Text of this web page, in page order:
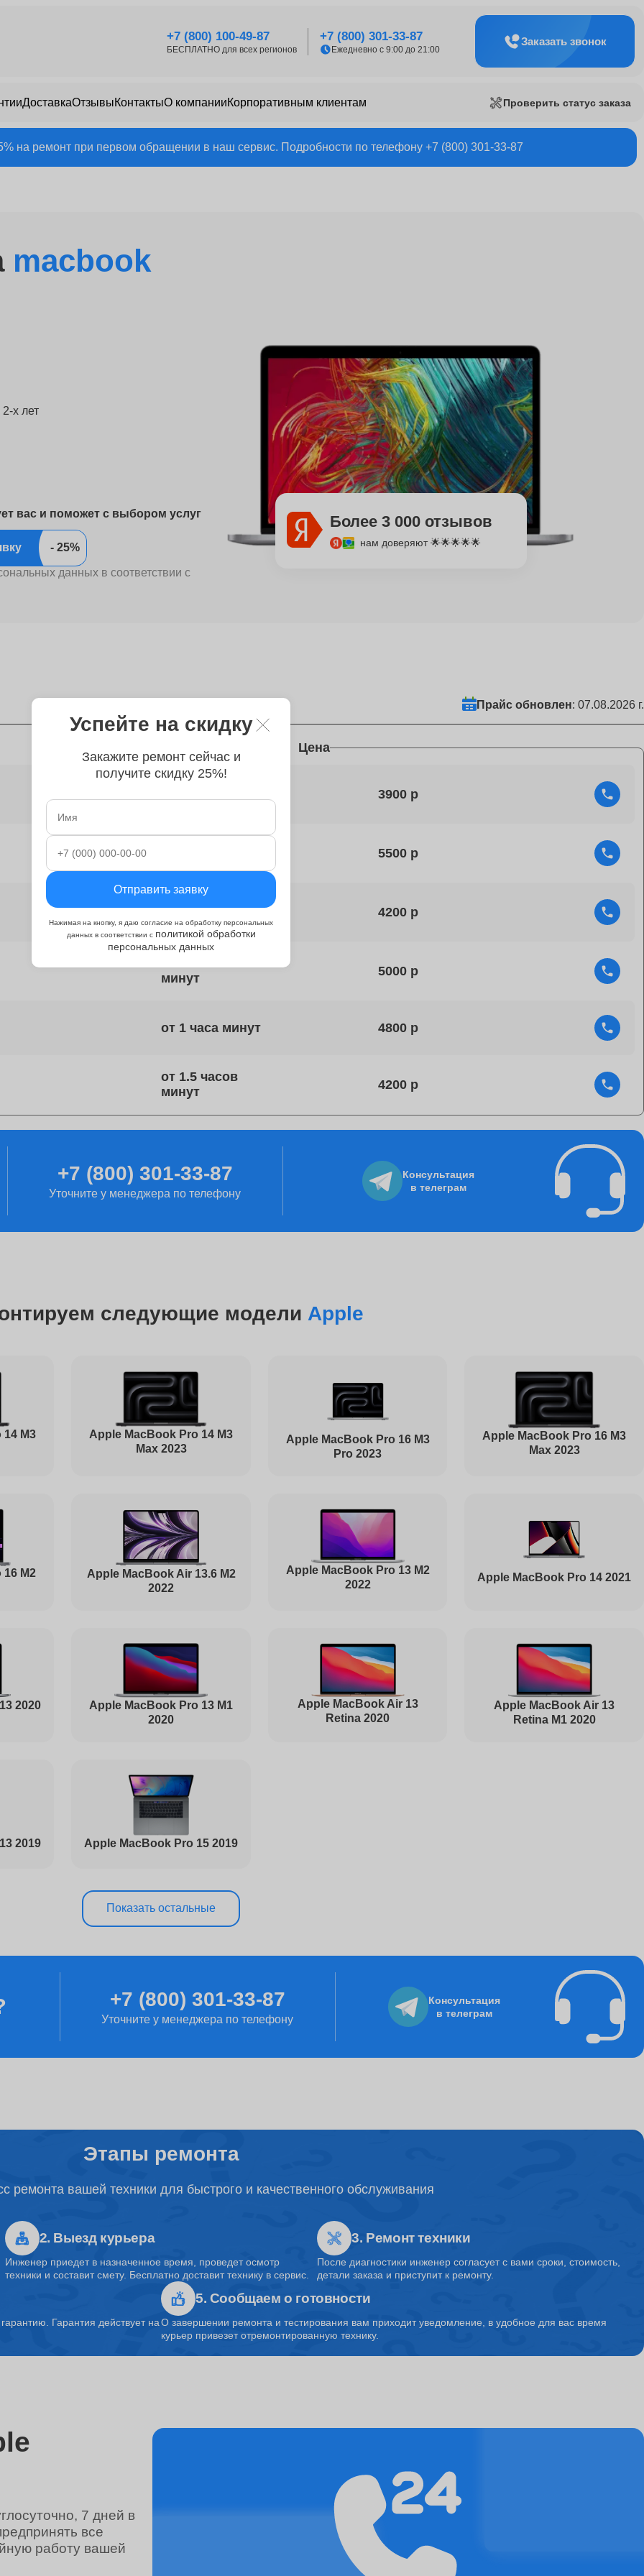
+7 (800) 100-49-87
БЕСПЛАТНО для всех регионов
+7 (800) 301-33-87
Ежедневно с 9:00 до 21:00
Заказать звонок
ДоставкаОтзывыКонтактыО компанииКорпоративным клиентам Проверить статус заказа
на ремонт при первом обращении в наш сервис. Подробности по телефону +7 (800) 301-33-87
macbook
х лет
вас и поможет с выбором услуг
заявку
данных в соответствии с
Более 3 000 отзывов
нам доверяют 🌟🌟🌟🌟🌟
Прайс обновлен: 07.08.2026 г.
Время Цена
3900
5500
от 2 часов
4200
5000
от 1 часа 4800
от 1.5 часов
4200
от 90 минут
1060
от 70 минут
от 70 минут
3200
от 90 минут
1030
от 80 минут
1495
от 40 минут
1000
от 90 минут
от 50 минут
от 100 минут
от 100 минут
895
от 2 часов
8235
от 70 минут
от 1 часа 4500
от 40 минут
от 1.5 часов
4500
5850
1500
+7 (800) 301-33-87
Уточните у менеджера по телефону
Консультация
в телеграм
следующие модели Apple
M3
Apple MacBook Pro 14 M3
Max 2023
Apple MacBook Pro 16 M3
Pro 2023
Apple MacBook Pro 16 M3
Max 2023
M2
Apple MacBook Air 13.6 M2
2022
Apple MacBook Pro 13 M2
2022
Apple MacBook Pro 14 2021
2020
Apple MacBook Pro 13 M1
2020
Apple MacBook Air 13
Retina 2020
Apple MacBook Air 13
Retina M1 2020
2019 Apple MacBook Pro 15 2019
Показать остальные
+7 (800) 301-33-87
Уточните у менеджера по телефону
Консультация
в телеграм
Этапы ремонта
ремонта вашей техники для быстрого и качественного обслуживания
2. Выезд курьера
Инженер приедет в назначенное время, проведет осмотр
техники и составит смету. Бесплатно доставит технику в сервис.
3. Ремонт техники
После диагностики инженер согласует с вами сроки, стоимость,
детали заказа и приступит к ремонту.
Гарантия действует на
5. Сообщаем о готовности
О завершении ремонта и тестирования вам приходит уведомление, в удобное для вас время
курьер привезет отремонтированную технику.
7 дней в
все
работу вашей
Успейте на скидку
Закажите ремонт сейчас и
получите скидку 25%!
Отправить заявку
Нажимая на кнопку, я даю согласие на обработку персональных
данных в соответствии с политикой обработки
персональных данных